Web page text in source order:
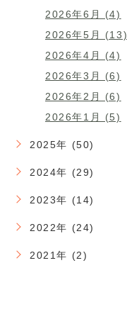
2026年6月 (4)
2026年5月 (13)
2026年4月 (4)
2026年3月 (6)
2026年2月 (6)
2026年1月 (5)
2025年 (50)
2024年 (29)
2023年 (14)
2022年 (24)
2021年 (2)